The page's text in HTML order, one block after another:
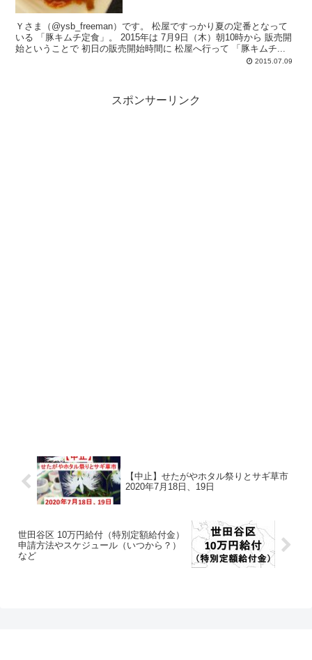
Ｙさま（@ysb_freeman）です。 松屋ですっかり夏の定番となって
いる 「豚キムチ定食」。 2015年は 7月9日（木）朝10時から 販売開
始ということで 初日の販売開始時間に 松屋へ行って 「豚キムチ...
2015.07.09
スポンサーリンク
【中止】せたがやホタル祭りとサギ草市
2020年7月18日、19日
世田谷区 10万円給付（特別定額給付金）
申請方法やスケジュール（いつから？）
など